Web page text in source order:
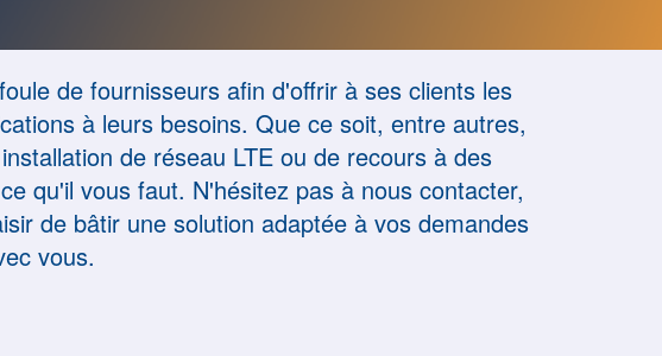
de fournisseurs afin d'offrir à ses clients les
à leurs besoins. Que ce soit, entre autres,
de réseau LTE ou de recours à des
qu'il vous faut. N'hésitez pas à nous contacter,
de bâtir une solution adaptée à vos demandes
vous.